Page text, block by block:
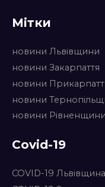
Мітки
новини Львівщини
новини Закарпаття
новини
новини
новини Рівненщини
Covid-19
COVID-19 Львівщина